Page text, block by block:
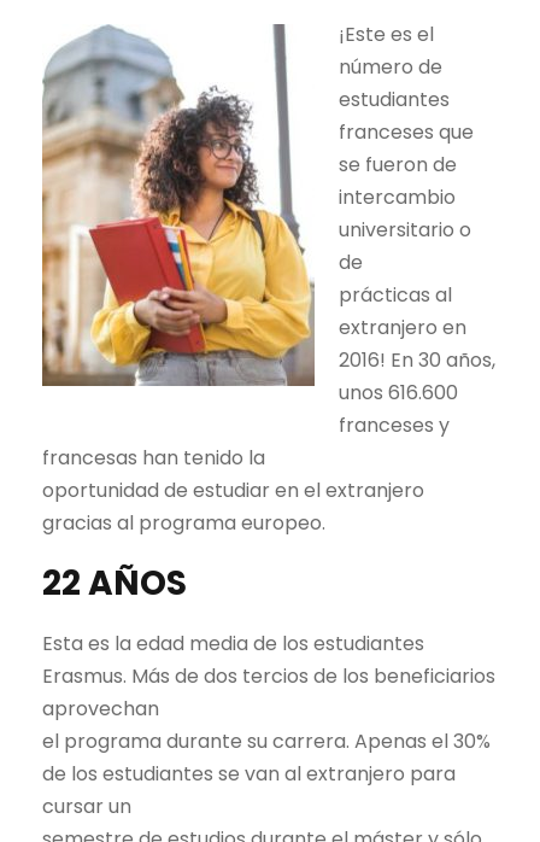
¡Este es el
número de
estudiantes
franceses que
se fueron de
intercambio
universitario o
de
prácticas al
extranjero en
2016! En 30 años,
unos 616.600
franceses y
francesas han tenido la
oportunidad de estudiar en el extranjero
gracias al programa europeo.
22 AÑOS
Esta es la edad media de los estudiantes
Erasmus. Más de dos tercios de los beneficiarios
aprovechan
el programa durante su carrera. Apenas el 30%
de los estudiantes se van al extranjero para
cursar un